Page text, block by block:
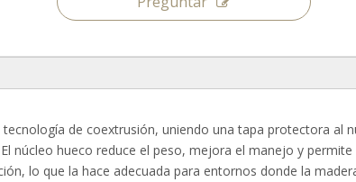
de coextrusión, uniendo una tapa protectora al
núcleo hueco reduce el peso, mejora el manejo y
lo que la hace adecuada para entornos donde la